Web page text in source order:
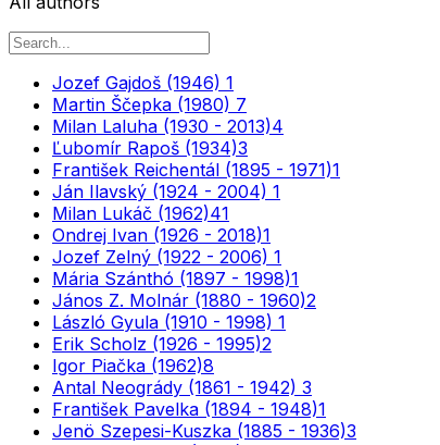
Jozef Gajdoš (1946) 1
Martin Ščepka (1980) 7
Milan Laluha (1930 - 2013)4
Ľubomír Rapoš (1934)3
František Reichentál (1895 - 1971)1
Ján Ilavský (1924 - 2004) 1
Milan Lukáč (1962)41
Ondrej Ivan (1926 - 2018)1
Jozef Zelný (1922 - 2006) 1
Mária Szánthó (1897 - 1998)1
János Z. Molnár (1880 - 1960)2
László Gyula (1910 - 1998) 1
Erik Scholz (1926 - 1995)2
Igor Piačka (1962)8
Antal Neogrády (1861 - 1942) 3
František Pavelka (1894 - 1948)1
Jenö Szepesi-Kuszka (1885 - 1936)3